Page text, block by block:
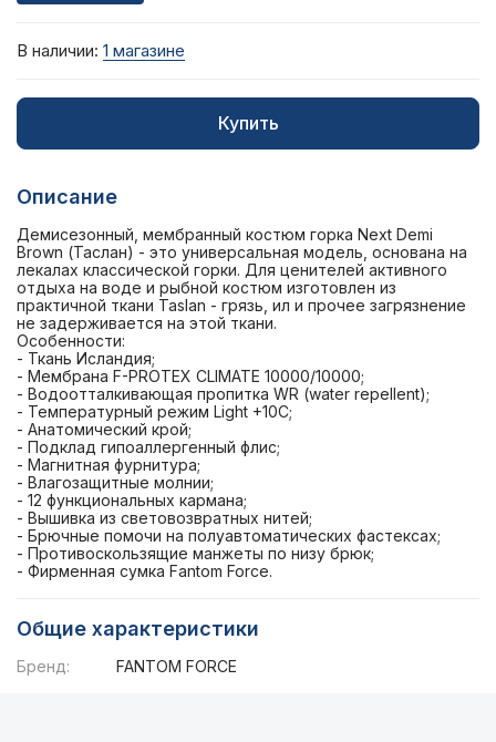
В наличии: 1 магазине
Купить
Описание
Демисезонный, мембранный костюм горка Next Demi
Brown (Таслан) - это универсальная модель, основана на
лекалах классической горки. Для ценителей активного
отдыха на воде и рыбной костюм изготовлен из
практичной ткани Taslan - грязь, ил и прочее загрязнение
не задерживается на этой ткани.
Особенности:
- Ткань Исландия;
- Мембрана F-PROTEX CLIMATE 10000/10000;
- Водоотталкивающая пропитка WR (water repellent);
- Температурный режим Light +10C;
- Анатомический крой;
- Подклад гипоаллергенный флис;
- Магнитная фурнитура;
- Влагозащитные молнии;
- 12 функциональных кармана;
- Вышивка из световозвратных нитей;
- Брючные помочи на полуавтоматических фастексах;
- Противоскользящие манжеты по низу брюк;
- Фирменная сумка Fantom Force.
Общие характеристики
Бренд: FANTOM FORCE